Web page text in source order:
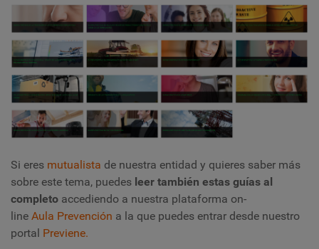
Si eres mutualista de nuestra entidad y quieres saber más
sobre este tema, puedes leer también estas guías al
completo accediendo a nuestra plataforma on-
line Aula Prevención a la que puedes entrar desde nuestro
portal Previene.